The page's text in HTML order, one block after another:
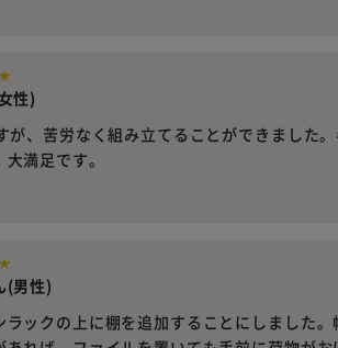
性)
が、苦労なく組み立てることができました
満足です。
(男性)
ラックの上に棚を追加することにしました